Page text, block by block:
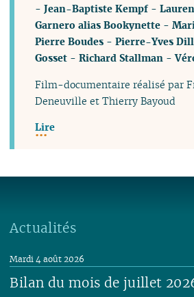
-Jean-Baptiste Kempf-
Garnero alias Bookynette -
Pierre Boudes -Pierre-Yves
Gosset -Richard Stallman -
Film-documentaire réalisé par
Deneuville et Thierry Bayoud
Lire
Actualités
Bilan du mois de juillet
Mardi 4 août 2026